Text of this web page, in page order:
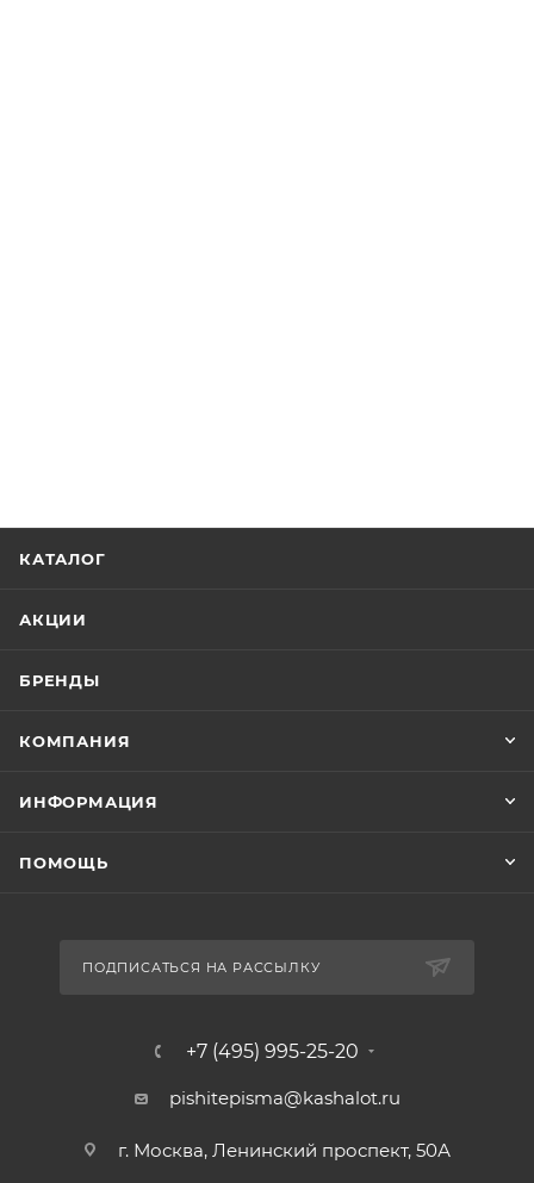
КАТАЛОГ
АКЦИИ
БРЕНДЫ
КОМПАНИЯ
ИНФОРМАЦИЯ
ПОМОЩЬ
ПОДПИСАТЬСЯ НА РАССЫЛКУ
+7 (495) 995-25-20​
pishitepisma@kashalot.ru
г. Москва, Ленинский проспект, 50А​